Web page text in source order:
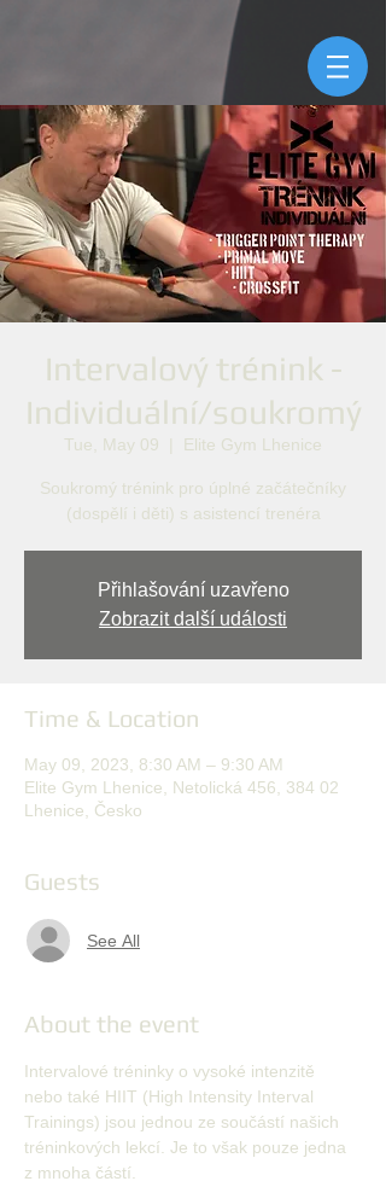
Intervalový trénink -
Individuální/soukromý
Tue, May 09
  |
Elite Gym Lhenice
Soukromý trénink pro úplné začátečníky
(dospělí i děti) s asistencí trenéra
Přihlašování uzavřeno
Zobrazit další události
Time & Location
May 09, 2023, 8:30 AM – 9:30 AM
Elite Gym Lhenice, Netolická 456, 384 02
Lhenice, Česko
Guests
See All
About the event
Intervalové tréninky o vysoké intenzitě
nebo také HIIT (High Intensity Interval
Trainings) jsou jednou ze součástí našich
tréninkových lekcí. Je to však pouze jedna
z mnoha částí.